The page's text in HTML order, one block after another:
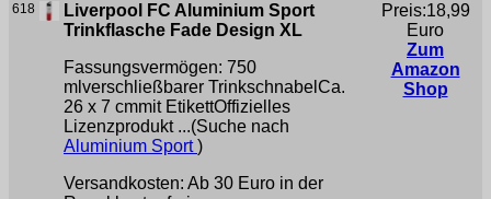
618
Liverpool FC Aluminium Sport
Trinkflasche Fade Design XL
Fassungsvermögen: 750
mlverschließbarer TrinkschnabelCa.
26 x 7 cmmit EtikettOffizielles
Lizenzprodukt ...(Suche nach
Aluminium Sport)
Versandkosten: Ab 30 Euro in der
Preis:18,99
Euro
Zum
Amazon
Shop